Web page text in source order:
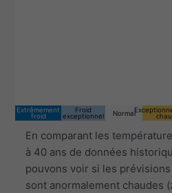
Extrêmement
froid
Froid
exceptionnel
Normal
En comparant les
à 40 ans de données
pouvons voir si les
sont anormalement chaudes